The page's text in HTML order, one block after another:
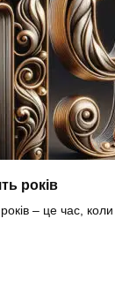
років
– це час,